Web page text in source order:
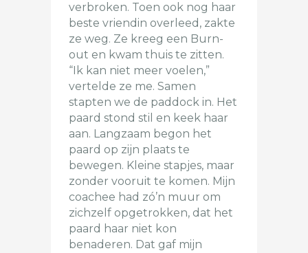
verbroken. Toen ook nog haar
beste vriendin overleed, zakte
ze weg. Ze kreeg een Burn-
out en kwam thuis te zitten.
“Ik kan niet meer voelen,”
vertelde ze me. Samen
stapten we de paddock in. Het
paard stond stil en keek haar
aan. Langzaam begon het
paard op zijn plaats te
bewegen. Kleine stapjes, maar
zonder vooruit te komen. Mijn
coachee had zó’n muur om
zichzelf opgetrokken, dat het
paard haar niet kon
benaderen. Dat gaf mijn